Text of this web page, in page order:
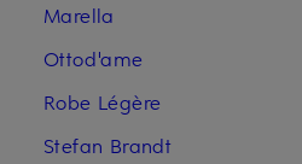
Marella
Ottod'ame
Robe Légère
Stefan Brandt